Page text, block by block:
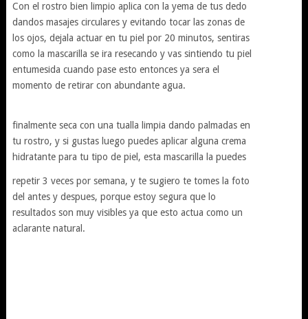
Con el rostro bien limpio aplica con la yema de tus dedo
dandos masajes circulares y evitando tocar las zonas de
los ojos, dejala actuar en tu piel por 20 minutos, sentiras
como la mascarilla se ira resecando y vas sintiendo tu piel
entumesida cuando pase esto entonces ya sera el
momento de retirar con abundante agua.
finalmente seca con una tualla limpia dando palmadas en
tu rostro, y si gustas luego puedes aplicar alguna crema
hidratante para tu tipo de piel, esta mascarilla la puedes
repetir 3 veces por semana, y te sugiero te tomes la foto
del antes y despues, porque estoy segura que lo
resultados son muy visibles ya que esto actua como un
aclarante natural.